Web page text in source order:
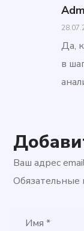
Да,
в
Ваш адрес